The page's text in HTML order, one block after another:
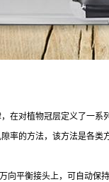
在对植物冠层定义了一
的方法，该方法是各类
平衡接头上，可自动保